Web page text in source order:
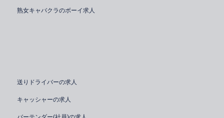
熟女キャバクラのボーイ求人
送りドライバーの求人
キャッシャーの求人